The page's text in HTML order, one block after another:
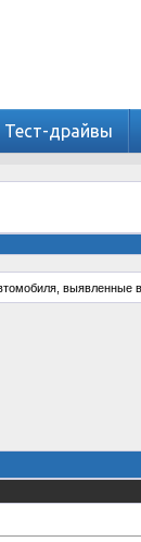
Тест-драйвы
выявленные в